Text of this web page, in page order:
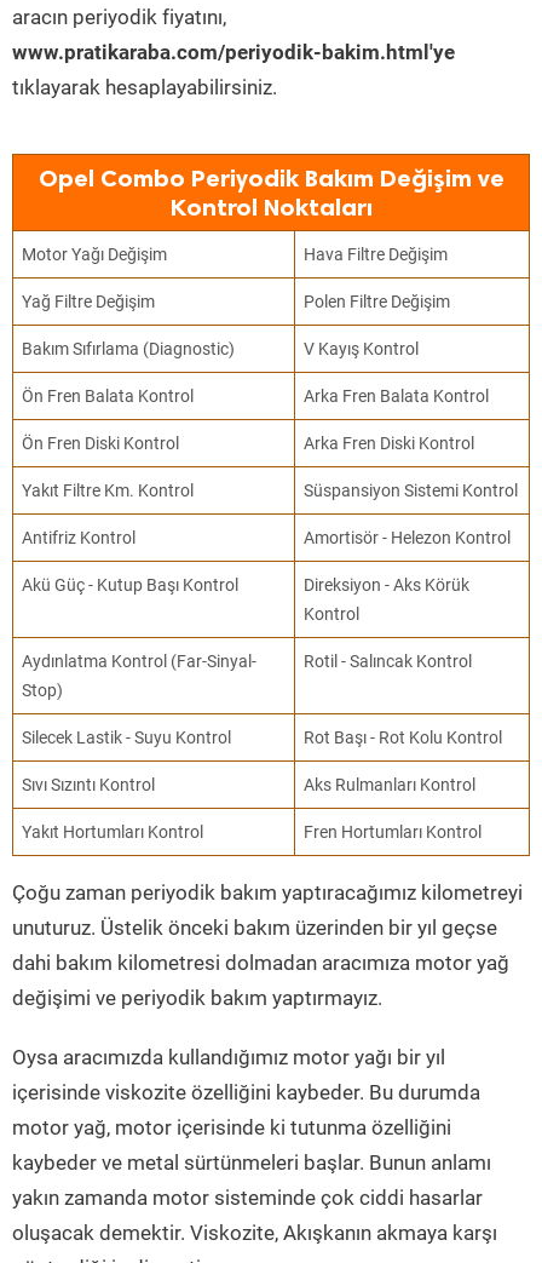
aracın periyodik fiyatını,
www.pratikaraba.com/periyodik-bakim.html'ye
tıklayarak hesaplayabilirsiniz.
Opel Combo Periyodik Bakım Değişim ve
Kontrol Noktaları
Motor Yağı Değişim Hava Filtre Değişim
Yağ Filtre Değişim Polen Filtre Değişim
Bakım Sıfırlama (Diagnostic) V Kayış Kontrol
Ön Fren Balata Kontrol Arka Fren Balata Kontrol
Ön Fren Diski Kontrol Arka Fren Diski Kontrol
Yakıt Filtre Km. Kontrol Süspansiyon Sistemi Kontrol
Antifriz Kontrol Amortisör - Helezon Kontrol
Akü Güç - Kutup Başı Kontrol
Direksiyon - Aks Körük
Kontrol
Aydınlatma Kontrol (Far-Sinyal-
Stop)
Rotil - Salıncak Kontrol
Silecek Lastik - Suyu Kontrol Rot Başı - Rot Kolu Kontrol
Sıvı Sızıntı Kontrol Aks Rulmanları Kontrol
Yakıt Hortumları Kontrol Fren Hortumları Kontrol
Çoğu zaman periyodik bakım yaptıracağımız kilometreyi
unuturuz. Üstelik önceki bakım üzerinden bir yıl geçse
dahi bakım kilometresi dolmadan aracımıza motor yağ
değişimi ve periyodik bakım yaptırmayız.
Oysa aracımızda kullandığımız motor yağı bir yıl
içerisinde viskozite özelliğini kaybeder. Bu durumda
motor yağ, motor içerisinde ki tutunma özelliğini
kaybeder ve metal sürtünmeleri başlar. Bunun anlamı
yakın zamanda motor sisteminde çok ciddi hasarlar
oluşacak demektir. Viskozite, Akışkanın akmaya karşı